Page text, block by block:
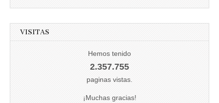
VISITAS
Hemos tenido
2.357.755
paginas vistas.
¡Muchas gracias!